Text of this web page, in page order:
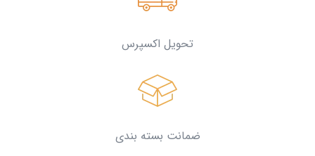
تحویل اکسپرس
ضمانت بسته بندی